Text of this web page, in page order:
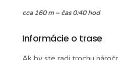
cca 160 m – čas 0:40 hod
Informácie o trase